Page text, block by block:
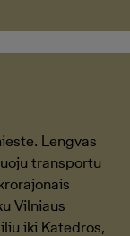
Lengvas
transportu
Vilniaus
iki Katedros,